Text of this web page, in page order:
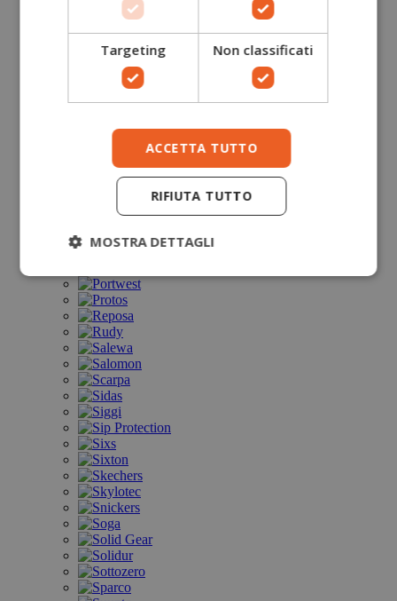
Targeting Non classificati
ACCETTA TUTTO
RIFIUTA TUTTO
MOSTRA DETTAGLI